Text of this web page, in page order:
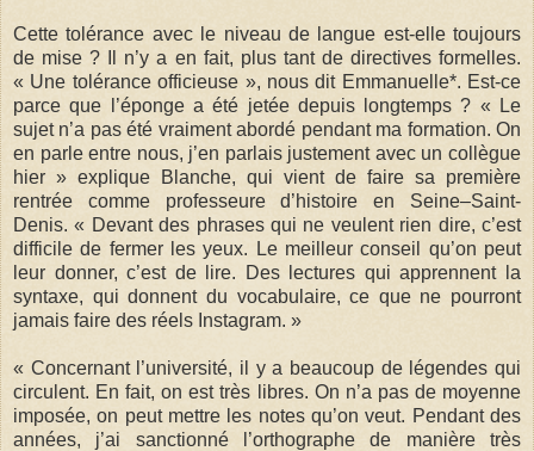
Cette tolérance avec le niveau de langue est-elle toujours
de mise ? Il n’y a en fait, plus tant de directives formelles.
« Une tolérance officieuse », nous dit Emmanuelle*. Est-ce
parce que l’éponge a été jetée depuis longtemps ? « Le
sujet n’a pas été vraiment abordé pendant ma formation. On
en parle entre nous, j’en parlais justement avec un collègue
hier » explique Blanche, qui vient de faire sa première
rentrée comme professeure d’histoire en Seine–Saint-
Denis. « Devant des phrases qui ne veulent rien dire, c’est
difficile de fermer les yeux. Le meilleur conseil qu’on peut
leur donner, c’est de lire. Des lectures qui apprennent la
syntaxe, qui donnent du vocabulaire, ce que ne pourront
jamais faire des réels Instagram. »
« Concernant l’université, il y a beaucoup de légendes qui
circulent. En fait, on est très libres. On n’a pas de moyenne
imposée, on peut mettre les notes qu’on veut. Pendant des
années, j’ai sanctionné l’orthographe de manière très